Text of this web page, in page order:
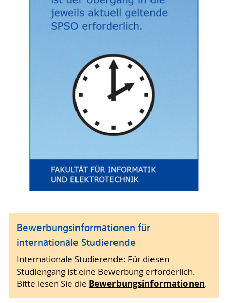
Bewerbungsinformationen für
internationale Studierende
Internationale Studierende: Für diesen
Studiengang ist eine Bewerbung erforderlich.
Bitte lesen Sie die Bewerbungsinformationen.